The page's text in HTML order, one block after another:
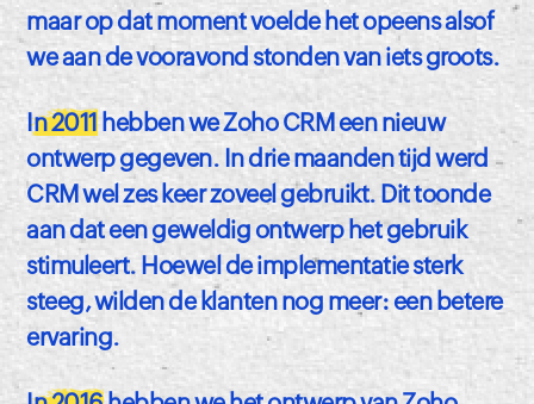
maar op dat moment voelde het opeens alsof
we aan de vooravond stonden van iets groots.
In 2011 hebben we Zoho CRM een nieuw
ontwerp gegeven. In drie maanden tijd werd
CRM wel zes keer zoveel gebruikt. Dit toonde
aan dat een geweldig ontwerp het gebruik
stimuleert. Hoewel de implementatie sterk
steeg, wilden de klanten nog meer: een betere
ervaring.